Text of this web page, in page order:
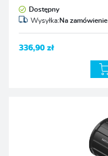
Dostępny
Wysyłka:Na zamówienie
336,90 zł